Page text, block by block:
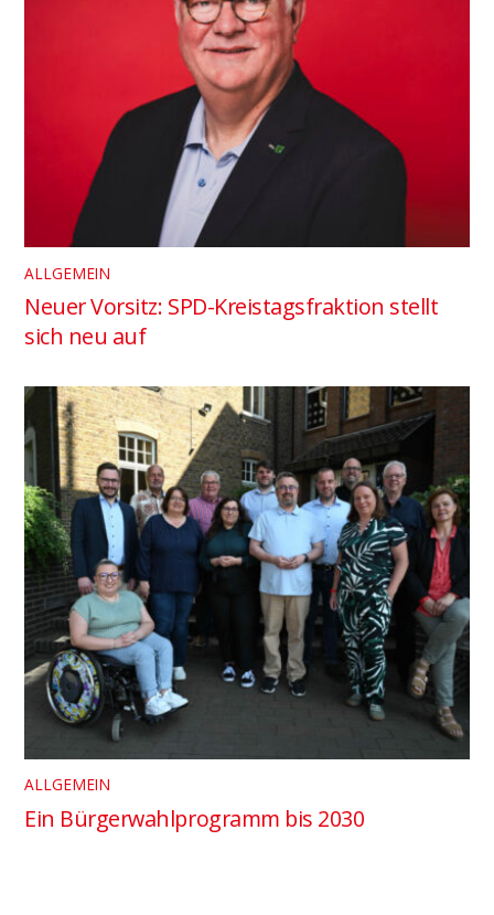
ALLGEMEIN
Neuer Vorsitz: SPD-Kreistagsfraktion stellt
sich neu auf
ALLGEMEIN
Ein Bürgerwahlprogramm bis 2030